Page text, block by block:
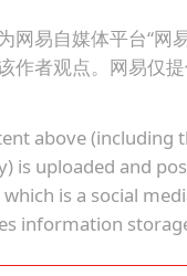
网易自媒体平台“网
作者观点。网易仅
above (including
is uploaded and
which is a social
information